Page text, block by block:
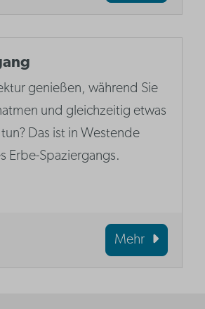
genießen, während Sie
und gleichzeitig etwas
Das ist in Westende
Erbe-Spaziergangs.
Mehr